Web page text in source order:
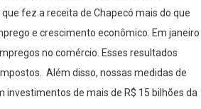
fez a receita de Chapecó mais do que
e crescimento econômico. Em janeiro
no comércio. Esses resultados
Além disso, nossas medidas de
de mais de R$ 15 bilhões da